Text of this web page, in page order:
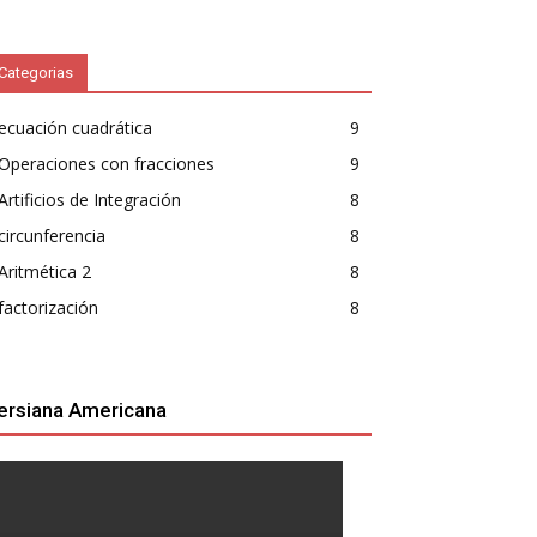
cuadrática
9
con fracciones
9
de Integración
8
8
2
8
8
Americana